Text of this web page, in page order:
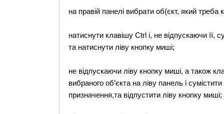
на правій панелі вибрати об(єкт, який треба
натиснути клавішу Ctrl і, не відпускаючи її,
та натиснути ліву кнопку миші;
не відпускаючи ліву кнопку миші, а також
вибраного об’єкта на ліву панель і
призначення,та відпустити ліву кнопку миші;